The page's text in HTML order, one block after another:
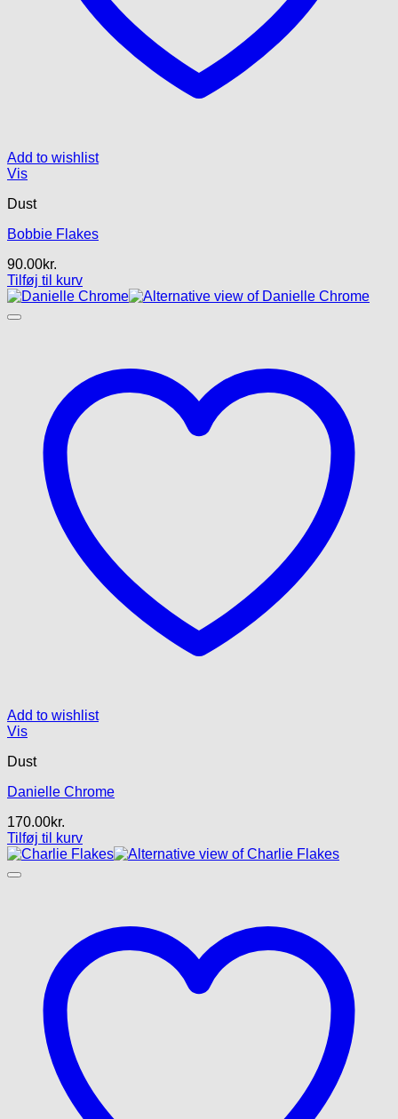
Add to wishlist
Vis
Dust
Bobbie Flakes
90.00kr.
Tilføj til kurv
Add to wishlist
Vis
Dust
Danielle Chrome
170.00kr.
Tilføj til kurv